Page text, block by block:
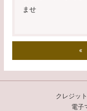
ませ
クレジッ
電子